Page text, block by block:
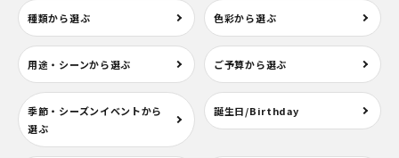
種類から選ぶ 色彩から選ぶ
用途・シーンから選ぶ ご予算から選ぶ
季節・シーズンイベントから
選ぶ
誕生日/Birthday